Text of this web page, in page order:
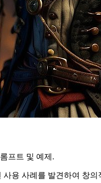
프트 및 예제.
용 사례를 발견하여 창